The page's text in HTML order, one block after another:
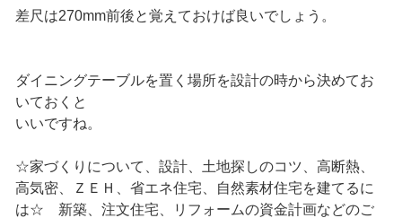
差尺は270mm前後と覚えておけば良いでしょう。
ダイニングテーブルを置く場所を設計の時から決めてお
いておくと
いいですね。
☆家づくりについて、設計、土地探しのコツ、高断熱、
高気密、ＺＥＨ、省エネ住宅、自然素材住宅を建てるに
は☆ 新築、注文住宅、リフォームの資金計画などのご